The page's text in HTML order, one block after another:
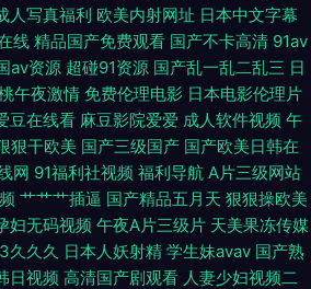
区视频 97午夜剧场 日韩精品插久久 浮力欧美第
性爱综合久久 亚洲AV鲁丝 91观看在线 男人天堂
合第八页 不卡三级片 女优后入 五月亭久久 99
美理论件 国产第2页 萌白酱白虎自慰喷水 www
情黄亚洲 韩国三级不卡 午夜羞羞视频神马影院
人写真福利 欧美内射网址 日本中文字幕
线 精品国产免费观看 国产不卡高清 91av
av资源 超碰91资源 国产乱一乱二乱三 日
午夜激情 免费伦理电影 日本电影伦理片
豆在线看 麻豆影院爱爱 成人软件视频 午
狠干欧美 国产三级国产 国产欧美日韩在
网 91福利社视频 福利导航 A片三级网站
艹艹艹插逼 国产精品五月天 狠狠操欧美
妇无码视频 午夜A片三级片 天美果冻传媒
久久久 日本人妖射精 学生妹avav 国产熟
日视频 高清国产剧观看 人妻少妇视频二